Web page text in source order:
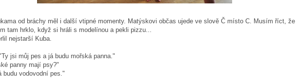
od bráchy měl i další vtipné momenty. Matýskovi občas ujede ve slově Č místo C. Musím říct, že
tam hrklo, když si hráli s modelínou a pekli pizzu...
nejstarší Kuba.
jsi můj pes a já budu mořská panna."
panny mají psy?"
budu vodovodní pes."